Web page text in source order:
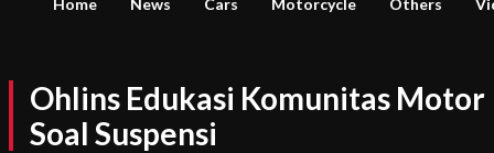
Home News Cars Motorcycle Others
Ohlins Edukasi Komunitas Motor
Soal Suspensi